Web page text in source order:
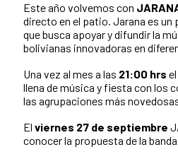
Este año volvemos con
directo en el patio. Jarana es
que busca apoyar y difundir la
bolivianas innovadoras en
Una vez al mes a las 21:00 hrs el
llena de música y fiesta con los
las agrupaciones más
El viernes 27 de septiembre
conocer la propuesta de la